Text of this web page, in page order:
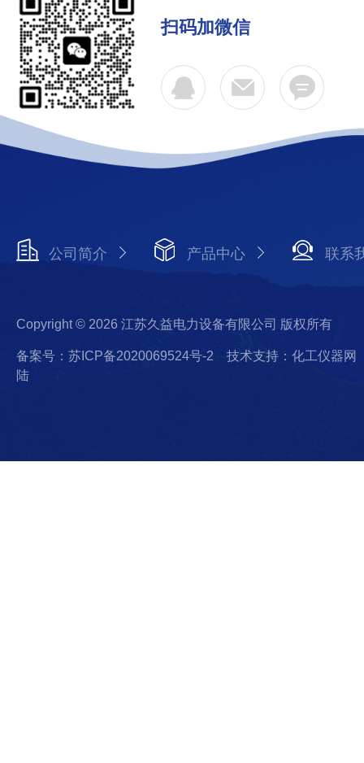
扫码加微信
公司简介 产品中心 联系
Copyright © 2026 江苏久益电力设备有限公司 版权所有
备案号：苏ICP备2020069524号-2
技术支持：化工仪器网
陆